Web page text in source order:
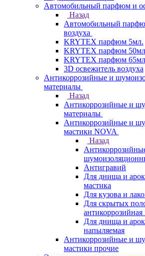
Автомобильный парфюм и
Назад
Автомобильный
воздуха
KRYTEX парфюм 5мл.
KRYTEX парфюм
KRYTEX парфюм
3D освежитель воздуха
Антикоррозийные и
материалы
Назад
Антикоррозийные и
материалы
Антикоррозийные и
мастики NOVA
Назад
Антигравий
Для днища и
мастика
Для кузова и
Для скрытых
антикоррозийная
Для днища и
напыляемая
Антикоррозийные и
мастики прочие